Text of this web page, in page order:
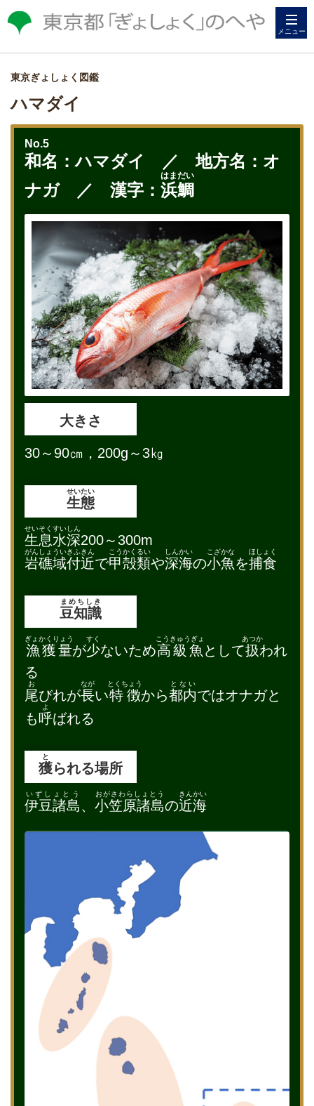
メニュー
東京ぎょしょく図鑑
ハマダイ
No.5
和名：ハマダイ ／ 地方名：オ
ナガ ／ 漢字： 浜鯛
はまだい
大きさ
30～90㎝，200g～3㎏
生態
せいたい
生息水深
せいそくすいしん
200～300m
岩礁域付近
がんしょういきふきん
で甲殻類
こうかくるい
や深海
しんかい
の小魚
こざかな
を捕食
ほしょく
豆知識
まめちしき
漁獲量
ぎょかくりょう
が少
すく
ないため高級魚
こうきゅうぎょ
として扱
あつか
われ
る
尾
お
びれが長
なが
い特徴
とくちょう
から都内
とない
ではオナガと
も呼
よ
ばれる
獲
と
られる場所
伊豆諸島
いずしょとう
、 小笠原諸島
おがさわらしょとう
の近海
きんかい